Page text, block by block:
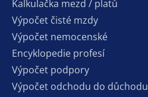
Kalkulačka mezd / platů
Výpočet čisté mzdy
Výpočet nemocenské
Encyklopedie profesí
Výpočet podpory
Výpočet odchodu do důchodu